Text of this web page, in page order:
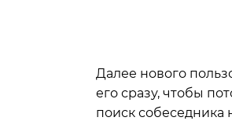
Далее нового
его сразу, чтобы
поиск собеседника